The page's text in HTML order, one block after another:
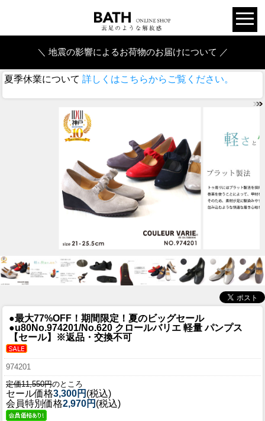
＼ 地震の影響によるお荷物のお届けについて ／
夏季休業について 詳しくはこちらからご覧ください。
●最大77%OFF！期間限定！夏のビッグセール
●u80No.974201/No.620 クロールバリエ 軽量 パンプス
【セール】※返品・交換不可
974201
定価11,550円のところ
セール価格3,300円 (税込)
会員特別価格2,970円 (税込)